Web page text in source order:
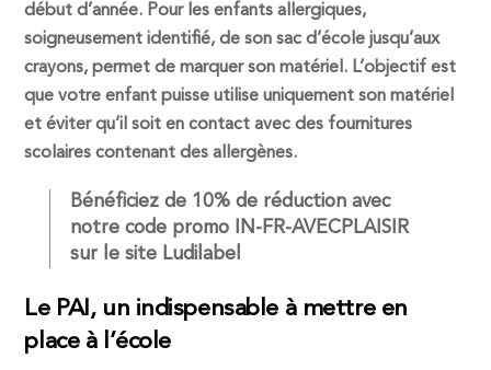
début d’année. Pour les enfants allergiques,
soigneusement identifié, de son sac d’école jusqu’aux
crayons, permet de marquer son matériel. L’objectif est
que votre enfant puisse utilise uniquement son matériel
et éviter qu’il soit en contact avec des fournitures
scolaires contenant des allergènes.
Bénéficiez de 10% de réduction avec
notre code promo IN-FR-AVECPLAISIR
sur le site Ludilabel
Le PAI, un indispensable à mettre en
place à l’école